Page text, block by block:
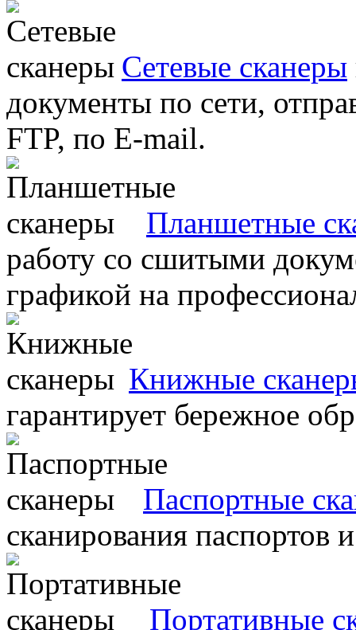
Сетевые сканеры
документы по сети,
FTP, по E-mail.
Планшетные
работу со сшитыми
графикой на
Книжные
гарантирует бережное
Паспортные
сканирования паспортов
Портативные